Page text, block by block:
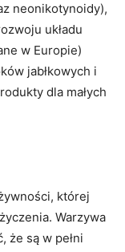
neonikotynoidy),
układu
w Europie)
jabłkowych i
dla małych
której
Warzywa
że są w pełni